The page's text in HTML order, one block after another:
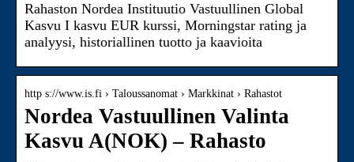
Rahaston Nordea Instituutio Vastuullinen Global
Kasvu I kasvu EUR kurssi, Morningstar rating ja
analyysi, historiallinen tuotto ja kaavioita
http s://www.is.fi › Taloussanomat › Markkinat › Rahastot
Nordea Vastuullinen Valinta
Kasvu A(NOK) – Rahasto